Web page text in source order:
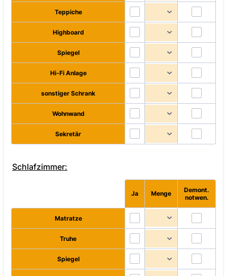
Teppiche
Highboard
Spiegel
Hi-Fi Anlage
sonstiger Schrank
Wohnwand
Sekretär
Schlafzimmer:
Ja Menge
Demont.
notwen.
Matratze
Truhe
Spiegel